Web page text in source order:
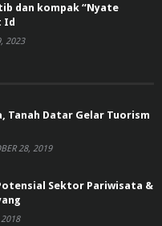
dan kompak “Nyate
Id
2023
Tanah Datar Gelar Tuorism
28, 2019
Sektor Pariwisata &